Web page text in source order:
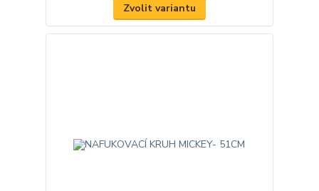
Zvolit variantu